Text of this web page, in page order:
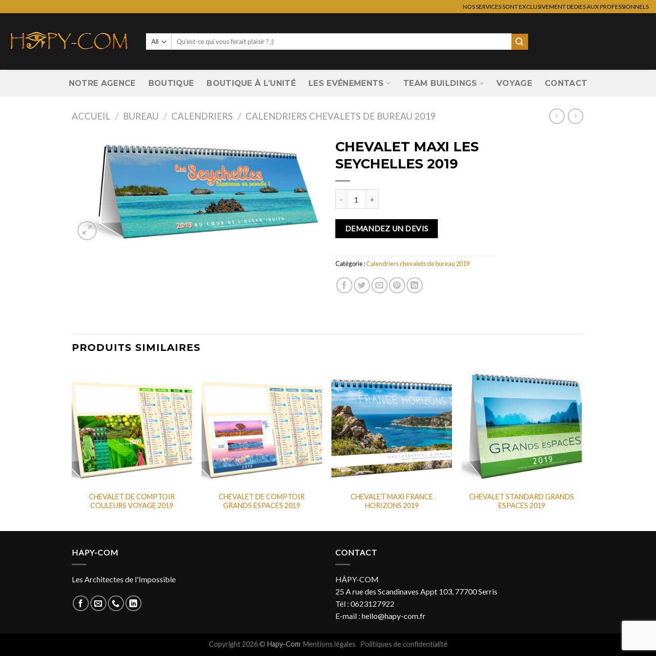
NOS SERVICES SONT EXCLUSIVEMENT DEDIES AUX PROFESSIONNELS
Recherche
pour :
NOTRE AGENCE BOUTIQUE BOUTIQUE À L’UNITÉ LES EVÉNEMENTS TEAM BUILDINGS VOYAGE CONTACT
ACCUEIL / BUREAU / CALENDRIERS / CALENDRIERS CHEVALETS DE BUREAU 2019
CHEVALET MAXI LES
SEYCHELLES 2019
DEMANDEZ UN DEVIS
Catégorie :Calendriers chevalets de bureau 2019
PRODUITS SIMILAIRES
CHEVALET DE COMPTOIR
COULEURS VOYAGE 2019
CHEVALET DE COMPTOIR
GRANDS ESPACES 2019
CHEVALET MAXI FRANCE
HORIZONS 2019
CHEVALET STANDARD GRANDS
ESPACES 2019
HAPY-COM
Les Architectes de l'Impossible
CONTACT
HÂPY-COM
25 A rue des Scandinaves Appt 103, 77700 Serris
Tél : 0623127922
E-mail : hello@hapy-com.fr
Copyright 2026 © Hapy-Com Mentions légales Politiques de confidentialité